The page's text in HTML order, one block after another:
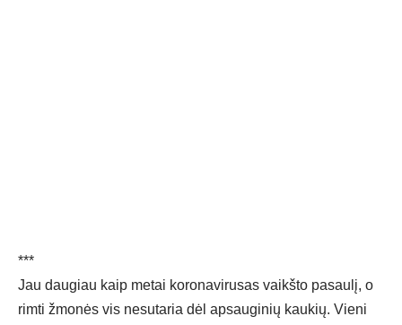
***
Jau daugiau kaip metai koronavirusas vaikšto pasaulį, o
rimti žmonės vis nesutaria dėl apsauginių kaukių. Vieni